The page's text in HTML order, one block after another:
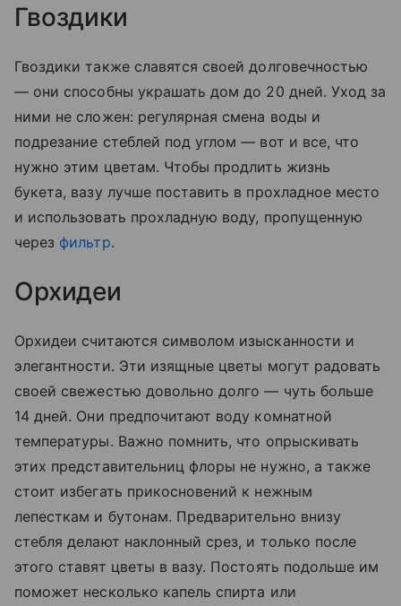
Гвоздики
Гвоздики также славятся своей долговечностью
— они способны украшать дом до 20 дней. Уход за
ними не сложен: регулярная смена воды и
подрезание стеблей под углом — вот и все, что
нужно этим цветам. Чтобы продлить жизнь
букета, вазу лучше поставить в прохладное место
и использовать прохладную воду, пропущенную
через фильтр.
Орхидеи
Орхидеи считаются символом изысканности и
элегантности. Эти изящные цветы могут радовать
своей свежестью довольно долго — чуть больше
14 дней. Они предпочитают воду комнатной
температуры. Важно помнить, что опрыскивать
этих представительниц флоры не нужно, а также
стоит избегать прикосновений к нежным
лепесткам и бутонам. Предварительно внизу
стебля делают наклонный срез, и только после
этого ставят цветы в вазу. Постоять подольше им
поможет несколько капель спирта или